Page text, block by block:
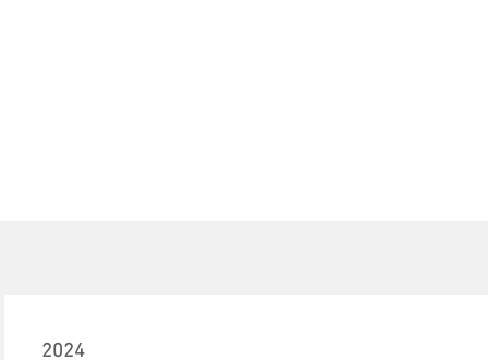
2024